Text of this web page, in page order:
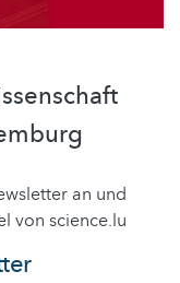
an und
von science.lu